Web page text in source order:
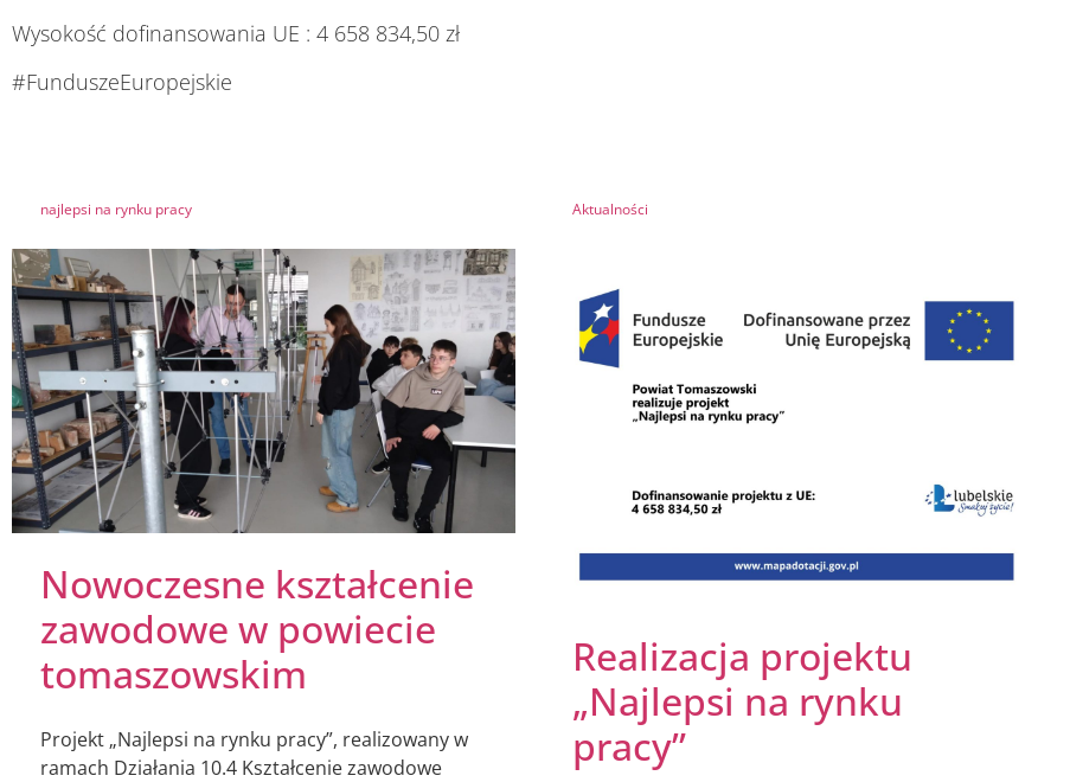
Wysokość dofinansowania UE : 4 658 834,50 zł
#FunduszeEuropejskie
najlepsi na rynku pracy
Nowoczesne kształcenie
zawodowe w powiecie
tomaszowskim
Projekt „Najlepsi na rynku pracy”, realizowany w
ramach Działania 10.4 Kształcenie zawodowe
Aktualności
Realizacja projektu
„Najlepsi na rynku
pracy”